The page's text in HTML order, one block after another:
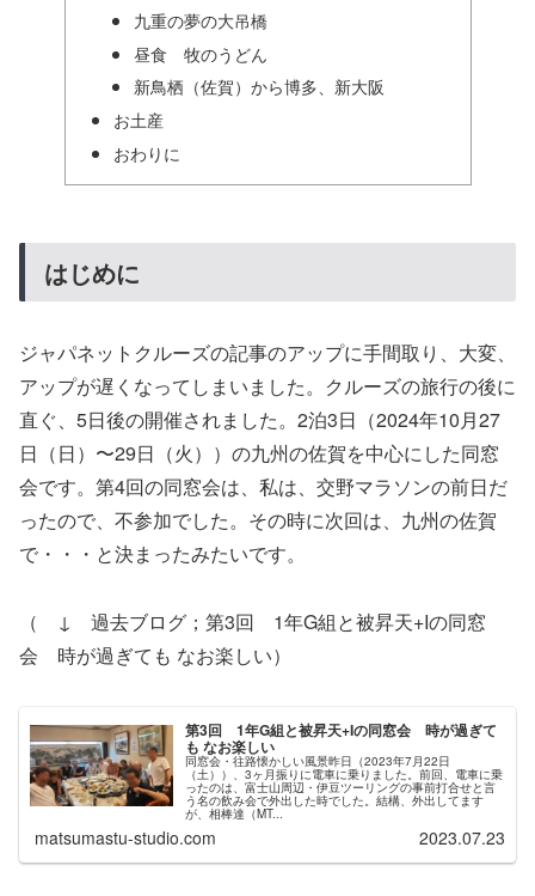
九重の夢の大吊橋
昼食 牧のうどん
新鳥栖（佐賀）から博多、新大阪
お土産
おわりに
はじめに
ジャパネットクルーズの記事のアップに手間取り、大変、
アップが遅くなってしまいました。クルーズの旅行の後に
直ぐ、5日後の開催されました。2泊3日（2024年10月27
日（日）〜29日（火））の九州の佐賀を中心にした同窓
会です。第4回の同窓会は、私は、交野マラソンの前日だ
ったので、不参加でした。その時に次回は、九州の佐賀
で・・・と決まったみたいです。
（ ↓ 過去ブログ；第3回 1年G組と被昇天+Iの同窓
会 時が過ぎても なお楽しい）
第3回 1年G組と被昇天+Iの同窓会 時が過ぎて
も なお楽しい
同窓会・往路懐かしい風景昨日（2023年7月22日
（土））、3ヶ月振りに電車に乗りました。前回、電車に乗
ったのは、富士山周辺・伊豆ツーリングの事前打合せと言
う名の飲み会で外出した時でした。結構、外出してます
が、相棒達（MT...
matsumastu-studio.com 2023.07.23